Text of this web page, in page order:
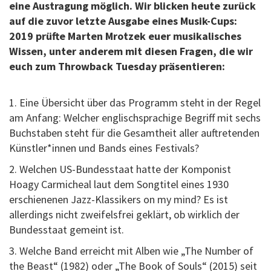
eine Austragung möglich. Wir blicken heute zurück
auf die zuvor letzte Ausgabe eines Musik-Cups:
2019 prüfte Marten Mrotzek euer musikalisches
Wissen, unter anderem mit diesen Fragen, die wir
euch zum Throwback Tuesday präsentieren:
1. Eine Übersicht über das Programm steht in der Regel
am Anfang: Welcher englischsprachige Begriff mit sechs
Buchstaben steht für die Gesamtheit aller auftretenden
Künstler*innen und Bands eines Festivals?
2. Welchen US-Bundesstaat hatte der Komponist
Hoagy Carmicheal laut dem Songtitel eines 1930
erschienenen Jazz-Klassikers on my mind? Es ist
allerdings nicht zweifelsfrei geklärt, ob wirklich der
Bundesstaat gemeint ist.
3. Welche Band erreicht mit Alben wie „The Number of
the Beast“ (1982) oder „The Book of Souls“ (2015) seit